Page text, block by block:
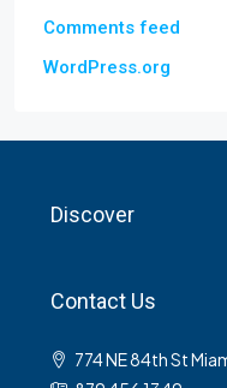
Comments feed
WordPress.org
Discover
Contact Us
774 NE 84th St